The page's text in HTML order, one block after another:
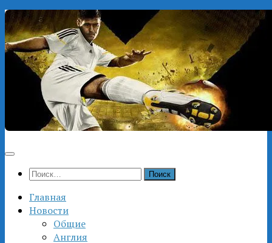
Перейти
к
содержимому
Найти:
Главная
Новости
Общие
Англия